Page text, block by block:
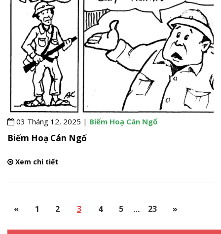
03 Tháng 12, 2025 | Biếm Hoạ Cán Ngố
Biếm Hoạ Cán Ngố
Xem chi tiết
« 1 2 3 4 5 … 23 »